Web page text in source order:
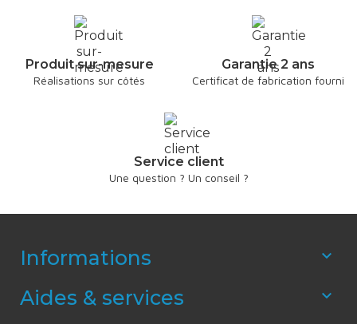
Produit sur-mesure
Réalisations sur côtés
Garantie 2 ans
Certificat de fabrication fourni
Service client
Une question ? Un conseil ?
Informations 
Aides & services 